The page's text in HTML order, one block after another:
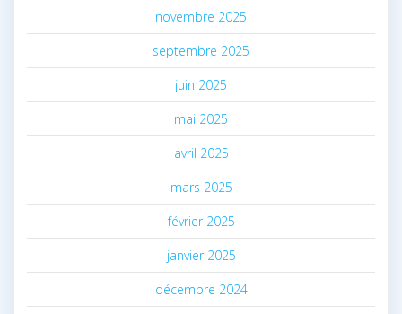
novembre 2025
septembre 2025
juin 2025
mai 2025
avril 2025
mars 2025
février 2025
janvier 2025
décembre 2024